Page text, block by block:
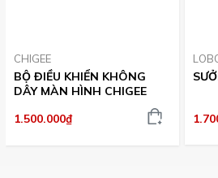
CHIGEE
BỘ ĐIỀU KHIỂN KHÔNG
DÂY MÀN HÌNH CHIGEE
1.500.000₫